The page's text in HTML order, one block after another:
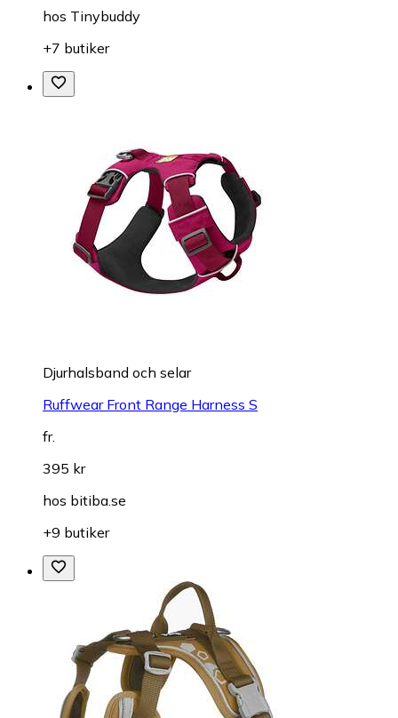
hos Tinybuddy
+7 butiker
Djurhalsband och selar
Ruffwear Front Range Harness S
fr.
395 kr
hos bitiba.se
+9 butiker